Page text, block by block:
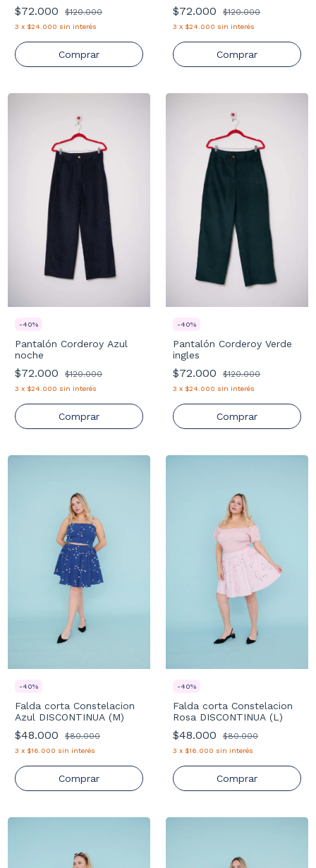
$72.000 $120.000
3 x $24.000 sin interés
Comprar
$72.000 $120.000
3 x $24.000 sin interés
Comprar
-40%
Pantalón Corderoy Azul
noche
$72.000 $120.000
3 x $24.000 sin interés
Comprar
-40%
Pantalón Corderoy Verde
ingles
$72.000 $120.000
3 x $24.000 sin interés
Comprar
-40%
Falda corta Constelacion
Azul DISCONTINUA (M)
$48.000 $80.000
3 x $16.000 sin interés
Comprar
-40%
Falda corta Constelacion
Rosa DISCONTINUA (L)
$48.000 $80.000
3 x $16.000 sin interés
Comprar